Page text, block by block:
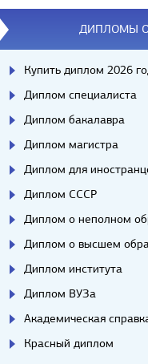
Вопросы/
ДИПЛОМЫ
Купить диплом 2026
Диплом специалиста
Диплом бакалавра
Диплом магистра
Диплом для
Диплом СССР
Диплом о неполном
Диплом о высшем
Диплом института
Диплом ВУЗа
Академическая
Красный диплом